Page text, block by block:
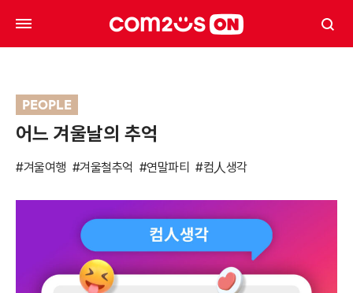
PEOPLE
어느 겨울날의 추억
#겨울여행 #겨울철추억 #연말파티 #컴人생각